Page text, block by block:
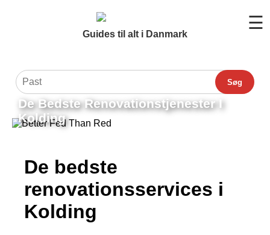
Guides til alt i Danmark
☰
Søg
De Bedste Renovationstjenester I
Kolding
De bedste
renovationsservices i
Kolding